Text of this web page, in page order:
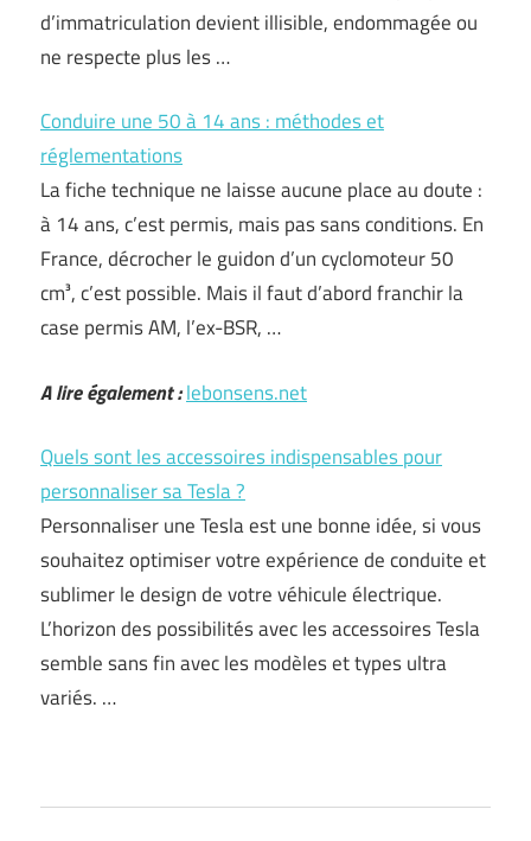
d’immatriculation devient illisible, endommagée ou
ne respecte plus les …
Conduire une 50 à 14 ans : méthodes et
réglementations
La fiche technique ne laisse aucune place au doute :
à 14 ans, c’est permis, mais pas sans conditions. En
France, décrocher le guidon d’un cyclomoteur 50
cm³, c’est possible. Mais il faut d’abord franchir la
case permis AM, l’ex-BSR, …
A lire également :lebonsens.net
Quels sont les accessoires indispensables pour
personnaliser sa Tesla ?
Personnaliser une Tesla est une bonne idée, si vous
souhaitez optimiser votre expérience de conduite et
sublimer le design de votre véhicule électrique.
L’horizon des possibilités avec les accessoires Tesla
semble sans fin avec les modèles et types ultra
variés. …